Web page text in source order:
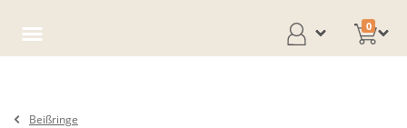
0
Beißringe